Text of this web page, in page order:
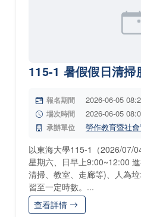
115-1 暑假假日清掃
報名期間 2026-06-05
場次時間 2026-06-05
承辦單位 勞作教育暨社
以東海大學115-1（2026/07/
星期六、日早上9:00~12:00
清掃、教室、走廊等)、人為
習至一定時數。...
查看詳情